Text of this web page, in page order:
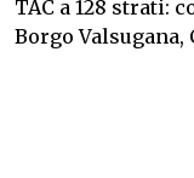
TAC a 128 strati:
Borgo Valsugana,